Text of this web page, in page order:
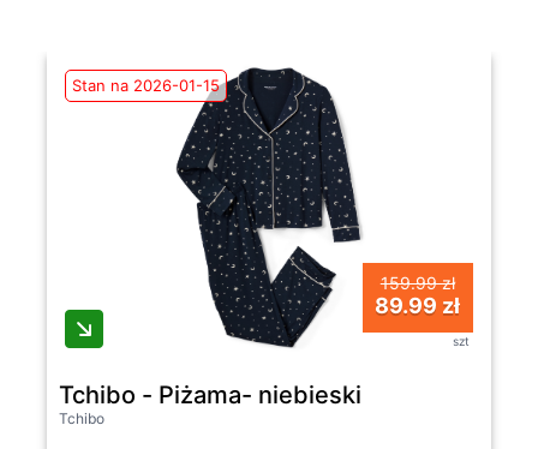
Stan na 2026-01-15
159.99 zł
89.99 zł
szt
Tchibo - Piżama- niebieski
Tchibo